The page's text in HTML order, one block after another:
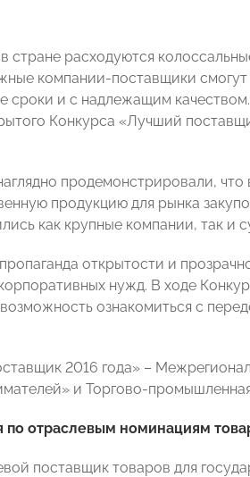
стране расходуются
компании-поставщики
сроки и с надлежащим
Конкурса «Лучший
продемонстрировали,
продукцию для рынка
как крупные компании, так и
открытости и
нужд. В ходе
ознакомиться с
2016 года» –
и Торгово-
отраслевым номинациям
поставщик товаров для